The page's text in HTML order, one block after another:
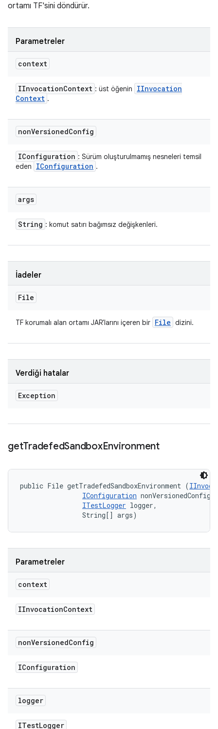
ortamı TF'sini döndürür.
Parametreler
context
IInvocationContext : üst öğenin
IInvocation
Context .
nonVersionedConfig
IConfiguration : Sürüm oluşturulmamış nesneleri temsil
eden
IConfiguration .
args
String : komut satırı bağımsız değişkenleri.
İadeler
File
TF korumalı alan ortamı JAR'larını içeren bir File dizini.
Verdiği hatalar
Exception
getTradefedSandboxEnvironment
public File getTradefedSandboxEnvironment (
IConfiguration nonVersionedConfig,
ITestLogger logger,
                String[] args)
Parametreler
context
IInvocationContext
nonVersionedConfig
IConfiguration
logger
ITestLogger